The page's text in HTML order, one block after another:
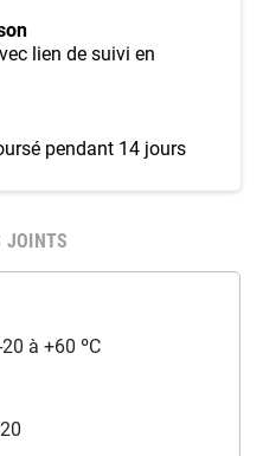
lien de suivi en
pendant 14 jours
JOINTS
20 à +60 ºC